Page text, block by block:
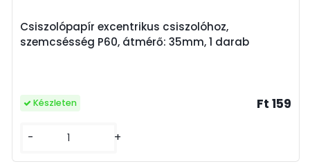
Csiszolópapír excentrikus csiszolóhoz,
szemcsésség P60, átmérő: 35mm, 1 darab
Ft 159
- +
Készleten